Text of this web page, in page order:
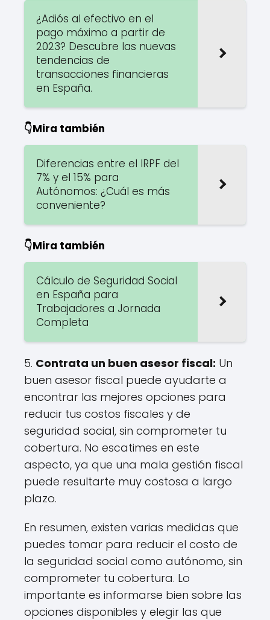
¿Adiós al efectivo en el
pago máximo a partir de
2023? Descubre las nuevas
tendencias de
transacciones financieras
en España.
👇Mira también
Diferencias entre el IRPF del
7% y el 15% para
Autónomos: ¿Cuál es más
conveniente?
👇Mira también
Cálculo de Seguridad Social
en España para
Trabajadores a Jornada
Completa
5. Contrata un buen asesor fiscal: Un
buen asesor fiscal puede ayudarte a
encontrar las mejores opciones para
reducir tus costos fiscales y de
seguridad social, sin comprometer tu
cobertura. No escatimes en este
aspecto, ya que una mala gestión fiscal
puede resultarte muy costosa a largo
plazo.
En resumen, existen varias medidas que
puedes tomar para reducir el costo de
la seguridad social como autónomo, sin
comprometer tu cobertura. Lo
importante es informarse bien sobre las
opciones disponibles y elegir las que